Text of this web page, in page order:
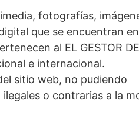
fotografías,
que se encuentran
al EL GESTOR
e internacional.
sitio web, no pudiendo
o contrarias a la